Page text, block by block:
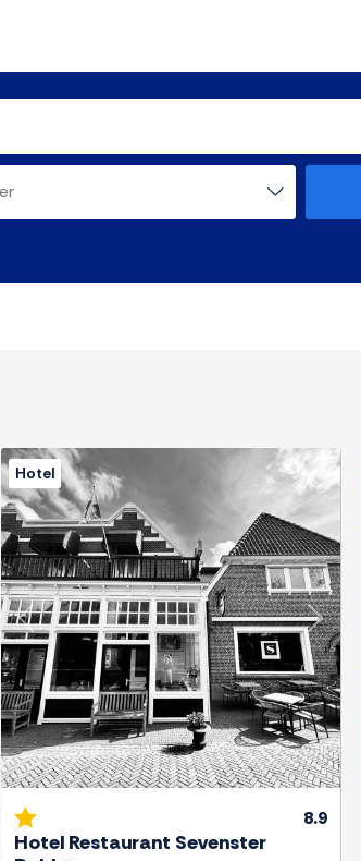
Zurück Weiter
Hotel
8.9
Hotel Restaurant Sevenster